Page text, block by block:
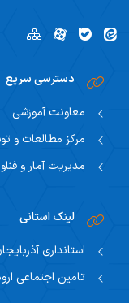
دسترسی سریع
معاونت آموزشی
مرکز مطالعات و
مدیریت آمار و
لینک استانی
استانداری
تامین اجتماعی